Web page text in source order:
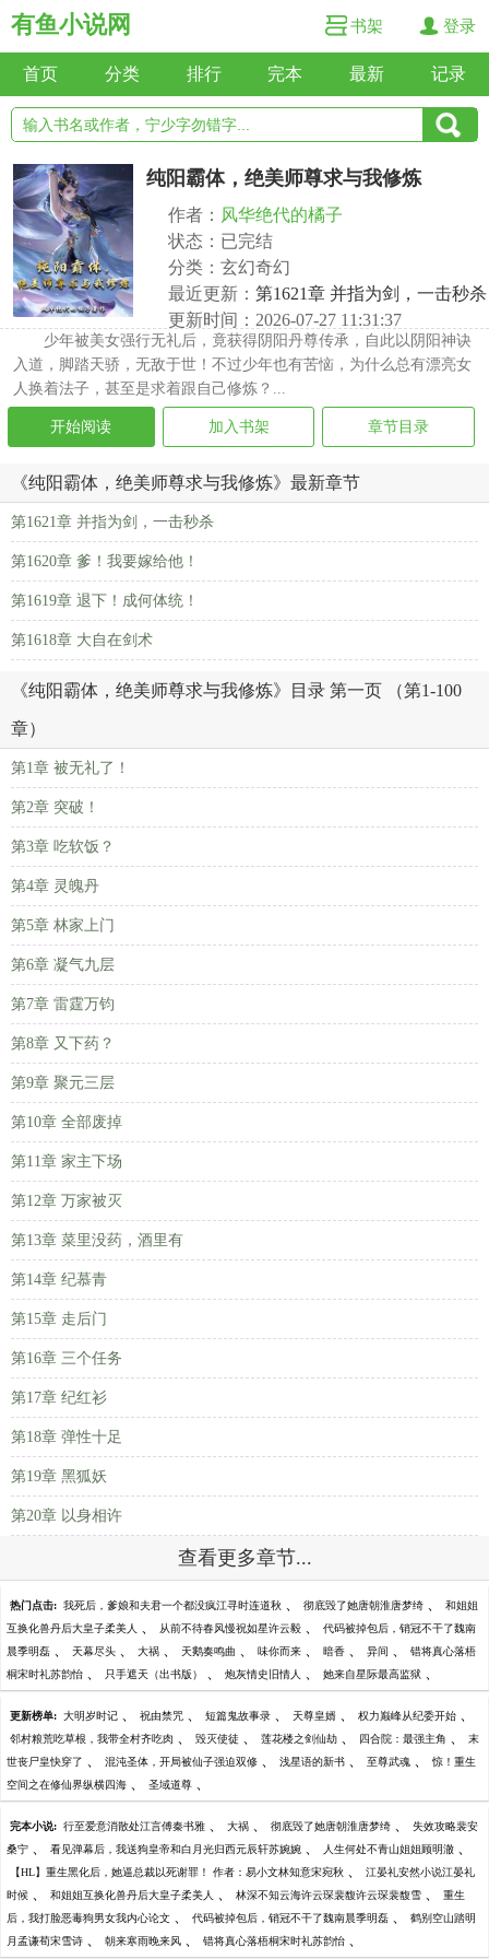
有鱼小说网 书架 登录
首页 分类 排行 完本 最新 记录
纯阳霸体，绝美师尊求与我修炼
作者： 风华绝代的橘子
状态：已完结
分类：玄幻奇幻
最近更新： 第1621章 并指为剑，一击秒杀
更新时间：2026-07-27 11:31:37
少年被美女强行无礼后，竟获得阴阳丹尊传承，自此以阴阳神诀
入道，脚踏天骄，无敌于世！不过少年也有苦恼，为什么总有漂亮女
人换着法子，甚至是求着跟自己修炼？...
开始阅读 加入书架 章节目录
《纯阳霸体，绝美师尊求与我修炼》最新章节
第1621章 并指为剑，一击秒杀
第1620章 爹！我要嫁给他！
第1619章 退下！成何体统！
第1618章 大自在剑术
《纯阳霸体，绝美师尊求与我修炼》目录 第一页 （第1-100
章）
第1章 被无礼了！
第2章 突破！
第3章 吃软饭？
第4章 灵魄丹
第5章 林家上门
第6章 凝气九层
第7章 雷霆万钧
第8章 又下药？
第9章 聚元三层
第10章 全部废掉
第11章 家主下场
第12章 万家被灭
第13章 菜里没药，酒里有
第14章 纪慕青
第15章 走后门
第16章 三个任务
第17章 纪红衫
第18章 弹性十足
第19章 黑狐妖
第20章 以身相许
查看更多章节...
热门点击: 我死后，爹娘和夫君一个都没疯江寻时连道秋 、 彻底毁了她唐朝淮唐梦绮 、 和姐姐
互换化兽丹后大皇子柔美人 、 从前不待春风慢祝如星许云毅 、 代码被掉包后，销冠不干了魏南
晨季明磊 、 天幕尽头 、 大祸 、 天鹅奏鸣曲 、 味你而来 、 暗香 、 异间 、 错将真心落梧
桐宋时礼苏韵怡 、 只手遮天（出书版） 、 炮灰情史旧情人 、 她来自星际最高监狱 、
更新榜单: 大明岁时记 、 祝由禁咒 、 短篇鬼故事录 、 天尊皇婿 、 权力巅峰从纪委开始 、
邻村粮荒吃草根，我带全村齐吃肉 、 毁灭使徒 、 莲花楼之剑仙劫 、 四合院：最强主角 、 末
世丧尸皇快穿了 、 混沌圣体，开局被仙子强迫双修 、 浅星语的新书 、 至尊武魂 、 惊！重生
空间之在修仙界纵横四海 、 圣域道尊 、
完本小说: 行至爱意消散处江言傅秦书雅 、 大祸 、 彻底毁了她唐朝淮唐梦绮 、 失效攻略裴安
桑宁 、 看见弹幕后，我送狗皇帝和白月光归西元辰轩苏婉婉 、 人生何处不青山姐姐顾明澈 、
【HL】重生黑化后，她逼总裁以死谢罪！ 作者：易小文林知意宋宛秋 、 江晏礼安然小说江晏礼
时候 、 和姐姐互换化兽丹后大皇子柔美人 、 林深不知云海许云琛裴馥许云琛裴馥雪 、 重生
后，我打脸恶毒狗男女我内心论文 、 代码被掉包后，销冠不干了魏南晨季明磊 、 鹤别空山踏明
月孟谦荀宋雪诗 、 朝来寒雨晚来风 、 错将真心落梧桐宋时礼苏韵怡 、